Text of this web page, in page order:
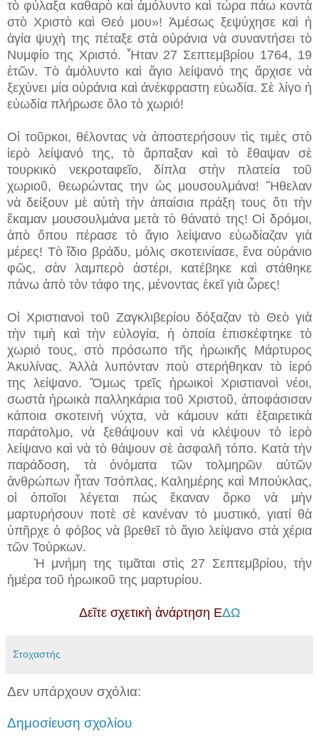
τὸ φύλαξα καθαρὸ καὶ ἀμόλυντο καὶ τώρα πάω κοντὰ
στὸ Χριστὸ καὶ Θεό μου»! Ἀμέσως ξεψύχησε καὶ ἡ
ἁγία ψυχὴ της πέταξε στὰ οὐράνια νὰ συναντήσει τὸ
Νυμφίο της Χριστό. Ἦταν 27 Σεπτεμβρίου 1764, 19
ἐτῶν. Τὸ ἀμόλυντο καὶ ἅγιο λείψανό της ἄρχισε νὰ
ξεχύνει μία οὐράνια καὶ ἀνέκφραστη εὐωδία. Σὲ λίγο ἡ
εὐωδία πλήρωσε ὅλο τὸ χωριό!
Οἱ τοῦρκοι, θέλοντας νὰ ἀποστερήσουν τὶς τιμὲς στὸ
ἱερὸ λείψανό της, τὸ ἅρπαξαν καὶ τὸ ἔθαψαν σὲ
τουρκικὸ νεκροταφεῖο, δίπλα στὴν πλατεία τοῦ
χωριοῦ, θεωρώντας την ὡς μουσουλμάνα! Ἤθελαν
νὰ δείξουν μὲ αὐτὴ τὴν ἀπαίσια πράξη τους ὅτι τὴν
ἔκαμαν μουσουλμάνα μετὰ τὸ θάνατό της! Οἱ δρόμοι,
ἀπὸ ὅπου πέρασε τὸ ἅγιο λείψανο εὐωδίαζαν γιὰ
μέρες! Τὸ ἴδιο βράδυ, μόλις σκοτεινίασε, ἕνα οὐράνιο
φῶς, σὰν λαμπερὸ ἀστέρι, κατέβηκε καὶ στάθηκε
πάνω ἀπὸ τὸν τάφο της, μένοντας ἐκεῖ γιὰ ὧρες!
Οἱ Χριστιανοὶ τοῦ Ζαγκλιβερίου δόξαζαν τὸ Θεὸ γιὰ
τὴν τιμὴ καὶ τὴν εὐλογία, ἡ ὁποία ἐπισκέφτηκε τὸ
χωριό τους, στὸ πρόσωπο τῆς ἡρωικῆς Μάρτυρος
Ἀκυλίνας. Ἀλλὰ λυπόνταν ποὺ στερήθηκαν τὸ ἱερό
της λείψανο. Ὅμως τρεῖς ἡρωικοὶ Χριστιανοὶ νέοι,
σωστὰ ἡρωικὰ παλληκάρια τοῦ Χριστοῦ, ἀποφάσισαν
κάποια σκοτεινὴ νύχτα, νὰ κάμουν κάτι ἐξαιρετικὰ
παράτολμο, νὰ ξεθάψουν καὶ νὰ κλέψουν τὸ ἱερὸ
λείψανο καὶ νὰ τὸ θάψουν σὲ ἀσφαλῆ τόπο. Κατὰ τὴν
παράδοση, τὰ ὀνόματα τῶν τολμηρῶν αὐτῶν
ἀνθρώπων ἦταν Τσόπλας, Καλημέρης καὶ Μπούκλας,
οἱ ὁποῖοι λέγεται πὼς ἔκαναν ὅρκο νὰ μὴν
μαρτυρήσουν ποτὲ σὲ κανέναν τὸ μυστικό, γιατί θὰ
ὑπῆρχε ὁ φόβος νὰ βρεθεῖ τὸ ἅγιο λείψανο στὰ χέρια
τῶν Τούρκων.
Ἡ μνήμη της τιμᾶται στὶς 27 Σεπτεμβρίου, τὴν
ἡμέρα τοῦ ἡρωικοῦ της μαρτυρίου.
Δεῖτε σχετικὴ ἀνάρτηση ΕΔΩ
Στοχαστής
Δεν υπάρχουν σχόλια:
Δημοσίευση σχολίου